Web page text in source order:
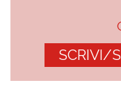
SCRIVI/